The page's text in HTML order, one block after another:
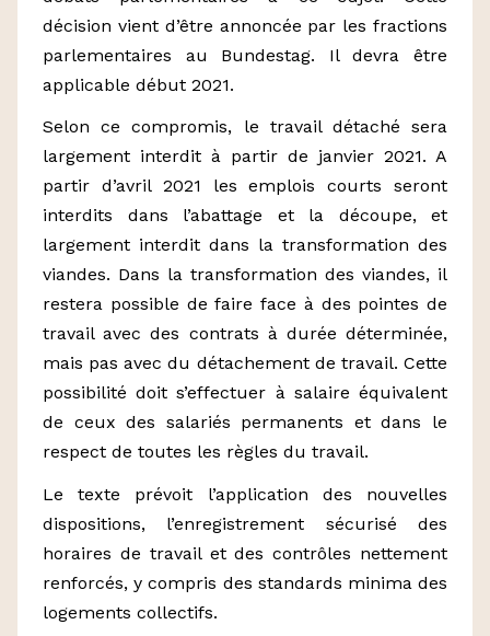
décision vient d’être annoncée par les fractions
parlementaires au Bundestag. Il devra être
applicable début 2021.
Selon ce compromis, le travail détaché sera
largement interdit à partir de janvier 2021. A
partir d’avril 2021 les emplois courts seront
interdits dans l’abattage et la découpe, et
largement interdit dans la transformation des
viandes. Dans la transformation des viandes, il
restera possible de faire face à des pointes de
travail avec des contrats à durée déterminée,
mais pas avec du détachement de travail. Cette
possibilité doit s’effectuer à salaire équivalent
de ceux des salariés permanents et dans le
respect de toutes les règles du travail.
Le texte prévoit l’application des nouvelles
dispositions, l’enregistrement sécurisé des
horaires de travail et des contrôles nettement
renforcés, y compris des standards minima des
logements collectifs.